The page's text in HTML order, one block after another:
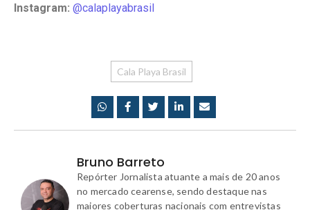
Instagram: @calaplayabrasil
Cala Playa Brasil
Bruno Barreto
Repórter Jornalista atuante a mais de 20 anos
no mercado cearense, sendo destaque nas
maiores coberturas nacionais com entrevistas